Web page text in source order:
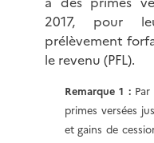
2017, pour
prélèvement
le revenu (PFL).
Remarque 1 :Par
primes versées
et gains de